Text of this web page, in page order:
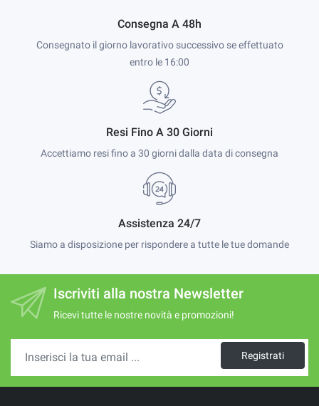
Consegna A 48h
Consegnato il giorno lavorativo successivo se effettuato
entro le 16:00
Resi Fino A 30 Giorni
Accettiamo resi fino a 30 giorni dalla data di consegna
Assistenza 24/7
Siamo a disposizione per rispondere a tutte le tue domande
Iscriviti alla nostra Newsletter
Ricevi tutte le nostre novità e promozioni!
Registrati